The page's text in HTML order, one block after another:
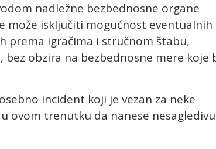
nadležne bezbednosne organe
može isključiti mogućnost eventualnih
prema igračima i stručnom štabu,
bez obzira na bezbednosne mere koje
incident koji je vezan za neke
ovom trenutku da nanese nesagledivu